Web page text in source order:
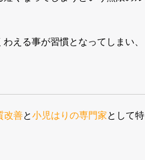
える事が習慣となってしまい、
改善と小児はりの専門家として特